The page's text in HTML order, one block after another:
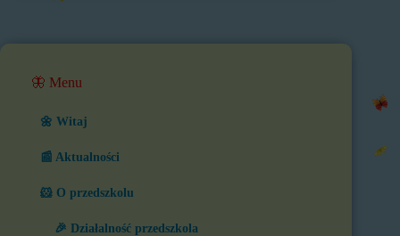
🦋 Menu
🌼 Witaj
📰 Aktualności
🐹 O przedszkolu
🎉 Działalność przedszkola